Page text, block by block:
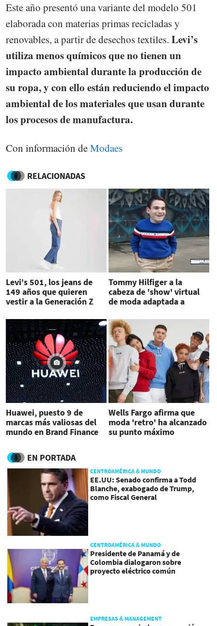
Este año presentó una variante del modelo 501
elaborada con materias primas recicladas y
renovables, a partir de desechos textiles. Levi’s
utiliza menos químicos que no tienen un
impacto ambiental durante la producción de
su ropa, y con ello están reduciendo el impacto
ambiental de los materiales que usan durante
los procesos de manufactura.
Con información deModaes
RELACIONADAS
Levi’s 501, los jeans de
149 años que quieren
vestir a la Generación Z
Tommy Hilfiger a la
cabeza de 'show' virtual
de moda adaptada a
Huawei, puesto 9 de
marcas más valiosas del
mundo en Brand Finance
Wells Fargo afirma que
moda 'retro' ha alcanzado
su punto máximo
EN PORTADA
CENTROAMÉRICA & MUNDO
EE.UU: Senado confirma a Todd
Blanche, exabogado de Trump,
como Fiscal General
CENTROAMÉRICA & MUNDO
Presidente de Panamá y de
Colombia dialogaron sobre
proyecto eléctrico común
EMPRESAS & MANAGEMENT